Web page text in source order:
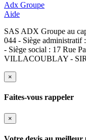
Adx Groupe
Aide
SAS ADX Groupe au
044 - Siège administratif
- Siège social : 17 Rue
VILLACOUBLAY -
×
Faites-vous rappeler
×